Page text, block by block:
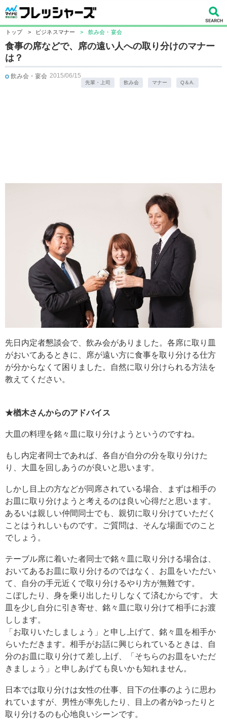
トップ > ビジネスマナー > 飲み会・宴会
食事の席などで、席の遠い人への取り分けのマナー
は？
飲み会・宴会 2015/06/15
先輩・上司 飲み会 マナー Q＆A.
先日内定者懇談会で、飲み会がありました。各席に取り皿
がおいてあるときに、席が遠い方に食事を取り分ける仕方
が分からなくて困りました。自然に取り分けられる方法を
教えてください。
★楢木さんからのアドバイス
大皿の料理を銘々皿に取り分けようというのですね。
もし内定者同士であれば、各自が自分の分を取り分けた
り、大皿を回しあうのが良いと思います。
しかし目上の方などが同席されている場合、まずは相手の
お皿に取り分けようと考えるのは良い心得だと思います。
あるいは親しい仲間同士でも、親切に取り分けていただく
ことはうれしいものです。ご質問は、そんな場面でのこと
でしょう。
テーブル席に着いた者同士で銘々皿に取り分ける場合は、
おいてあるお皿に取り分けるのではなく、お皿をいただい
て、自分の手元近くで取り分けるやり方が無難です。
こぼしたり、身を乗り出したりしなくて済むからです。 大
皿を少し自分に引き寄せ、銘々皿に取り分けて相手にお渡
しします。
「お取りいたしましょう」と申し上げて、銘々皿を相手か
らいただきます。相手がお話に興じられているときは、自
分のお皿に取り分けて差し上げ、「そちらのお皿をいただ
きましょう」と申しあげても良いかも知れません。
日本では取り分けは女性の仕事、目下の仕事のように思わ
れていますが、男性が率先したり、目上の者がゆったりと
取り分けるのも心地良いシーンです。